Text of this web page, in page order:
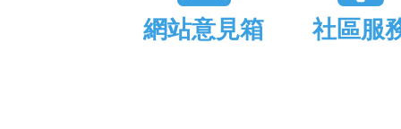
網站意見箱 社區服